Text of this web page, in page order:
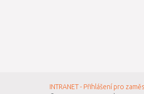
INTRANET - Přihlášení pro